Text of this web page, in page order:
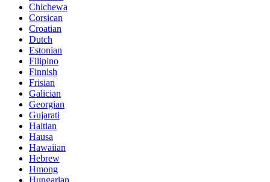
Chichewa
Corsican
Croatian
Dutch
Estonian
Filipino
Finnish
Frisian
Galician
Georgian
Gujarati
Haitian
Hausa
Hawaiian
Hebrew
Hmong
Hungarian